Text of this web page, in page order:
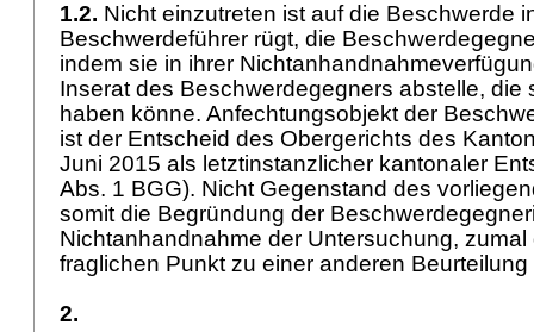
1.2. Nicht einzutreten ist auf die Beschwerde
Beschwerdeführer rügt, die
indem sie in ihrer
Inserat des Beschwerdegegners abstelle, die
haben könne. Anfechtungsobjekt der
ist der Entscheid des Obergerichts des
Juni 2015 als letztinstanzlicher kantonaler
Abs. 1 BGG). Nicht Gegenstand des
somit die Begründung der
Nichtanhandnahme der Untersuchung, zumal
fraglichen Punkt zu einer anderen
2.